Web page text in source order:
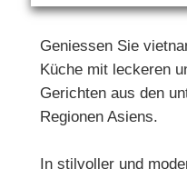
Geniessen Sie
Küche mit leckeren
Gerichten aus den
Regionen Asiens.
In stilvoller und